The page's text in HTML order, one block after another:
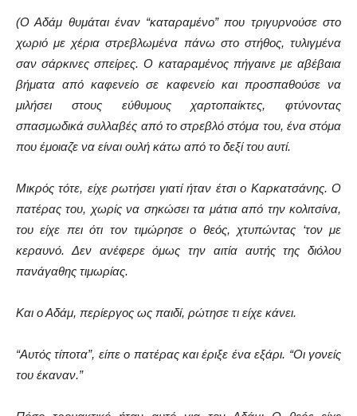
(Ο Αδάμ θυμάται έναν “καταραμένο” που τριγυρνούσε στο
χωριό με χέρια στρεβλωμένα πάνω στο στήθος, τυλιγμένα
σαν σάρκινες σπείρες. Ο καταραμένος πήγαινε με αβέβαια
βήματα από καφενείο σε καφενείο και προσπαθούσε να
μιλήσει στους εύθυμους χαρτοπαίκτες, φτύνοντας
σπασμωδικά συλλαβές από το στρεβλό στόμα του, ένα στόμα
που έμοιαζε να είναι ουλή κάτω από το δεξί του αυτί.
Μικρός τότε, είχε ρωτήσει γιατί ήταν έτσι ο Καρκατσάνης. Ο
πατέρας του, χωρίς να σηκώσει τα μάτια από την κολιτσίνα,
του είχε πει ότι τον τιμώρησε ο θεός, χτυπώντας ‘τον με
κεραυνό. Δεν ανέφερε όμως την αιτία αυτής της διόλου
πανάγαθης τιμωρίας.
Και ο Αδάμ, περίεργος ως παιδί, ρώτησε τι είχε κάνει.
“Αυτός τίποτα”, είπε ο πατέρας και έριξε ένα εξάρι. “Οι γονείς
του έκαναν.”